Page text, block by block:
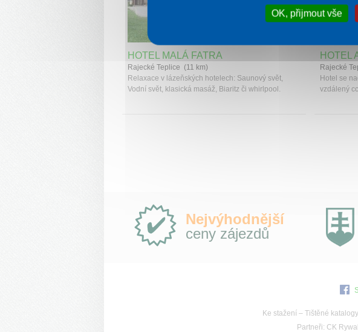
HOTEL MALÁ FATRA
Rajecké Teplice (11 km)
Relaxace v lázeňských hotelech: Saunový svět,
Vodní svět, klasická masáž, Biaritz či whirlpool.
HOTEL
Rajecké
Hotel se
vzdálený
Proč
e-
Slovensko.cz?
Nejvýhodnější
ceny zájezdů
Ke stažení– Tištěné katalogy
Partneři: CK Rywal
OK, přijmout vše